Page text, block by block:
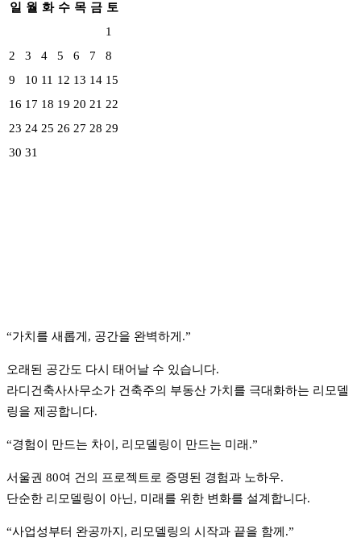
일 월 화 수 목 금 토
1
2
3 4 5 6 7
8
9
10 11 12 13 14 15
16 17 18 19 20 21 22
23 24 25 26 27 28 29
30 31
“가치를 새롭게, 공간을 완벽하게.”
오래된 공간도 다시 태어날 수 있습니다.
라디건축사사무소가 건축주의 부동산 가치를 극대화하는 리모델
링을 제공합니다.
“경험이 만드는 차이, 리모델링이 만드는 미래.”
서울권 80여 건의 프로젝트로 증명된 경험과 노하우.
단순한 리모델링이 아닌, 미래를 위한 변화를 설계합니다.
“사업성부터 완공까지, 리모델링의 시작과 끝을 함께.”